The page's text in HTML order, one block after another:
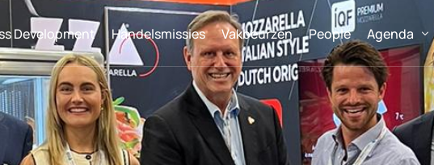
Development Handelsmissies Vakbeurzen People Agenda